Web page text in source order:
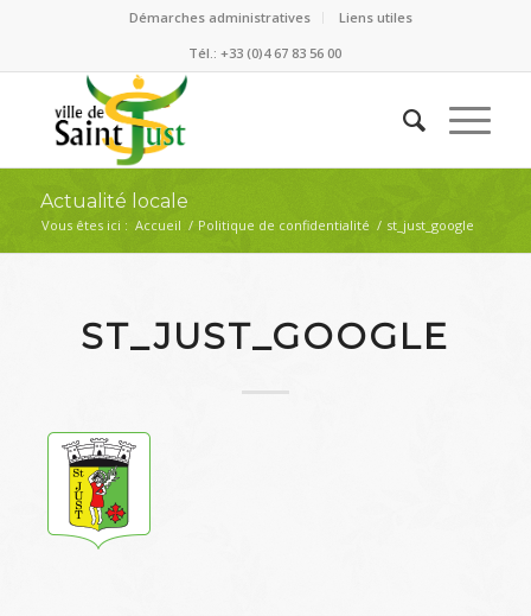
Démarches administratives
Liens utiles
Tél.: +33 (0)4 67 83 56 00
Actualité locale
Vous êtes ici : Accueil / Politique de confidentialité / st_just_google
ST_JUST_GOOGLE